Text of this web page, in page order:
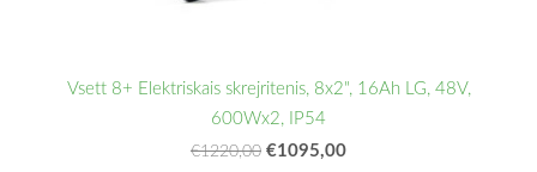
Vsett 8+ Elektriskais skrejritenis, 8x2", 16Ah LG, 48V,
600Wx2, IP54
€1220,00 €1095,00